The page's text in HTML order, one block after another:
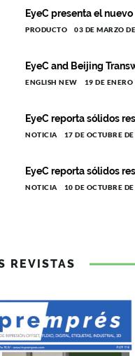
EyeC presenta el
PRODUCTO 03 DE MARZO
EyeC and Beijing
ENGLISH NEW 19 DE
EyeC reporta sólidos
NOTICIA 17 DE OCTUBRE
EyeC reporta sólidos
NOTICIA 10 DE OCTUBRE
REVISTAS